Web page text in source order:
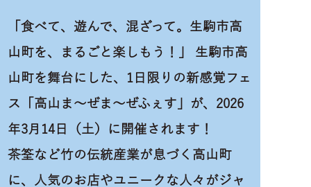
「食べて、遊んで、混ざって。生駒市高
山町を、まるごと楽しもう！」 生駒市高
山町を舞台にした、1日限りの新感覚フェ
ス「高山ま〜ぜま〜ぜふぇす」が、2026
年3月14日（土）に開催されます！
茶筌など竹の伝統産業が息づく高山町
に、人気のお店やユニークな人々がジャ